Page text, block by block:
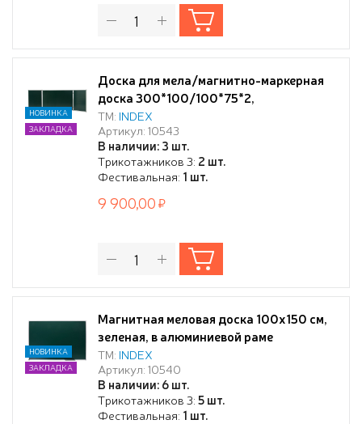
Доска для мела/магнитно-маркерная
доска 300*100/100*75*2,
ТРЕХСЕКЦИОННАЯ, в алюминиевой
рамке ЗЕЛЕНАЯ
ТМ: INDEX
Артикул: 10543
В наличии: 3 шт.
Трикотажников 3: 2 шт.
Фестивальная: 1 шт.
НОВИНКА
ЗАКЛАДКА
9 900,00
Магнитная меловая доска 100x150 см,
зеленая, в алюминиевой раме
ТМ: INDEX
Артикул: 10540
В наличии: 6 шт.
Трикотажников 3:5 шт.
Фестивальная: 1 шт.
НОВИНКА
ЗАКЛАДКА